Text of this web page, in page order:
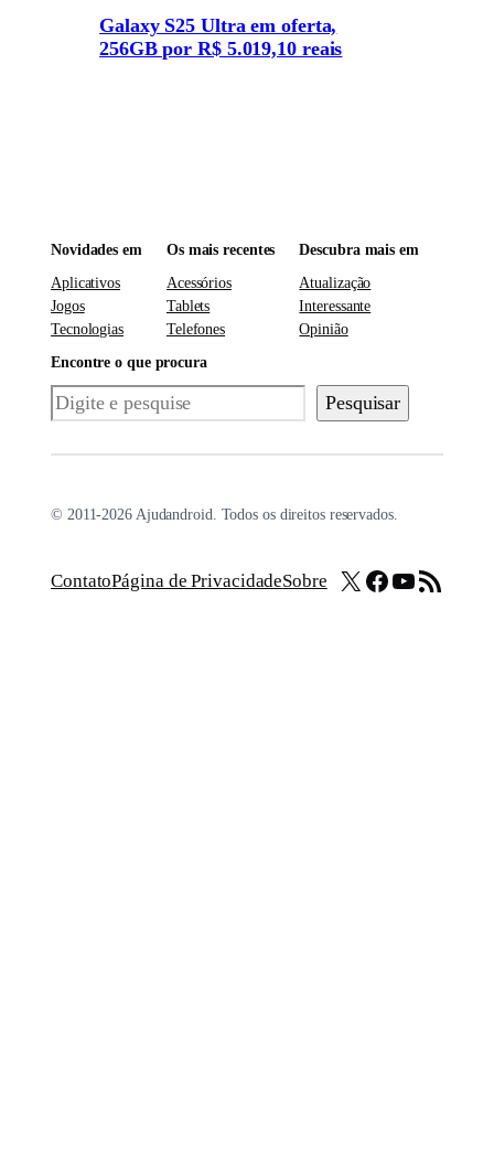
Galaxy S25 Ultra em oferta,
256GB por R$ 5.019,10 reais
Novidades em
Aplicativos
Jogos
Tecnologias
Os mais recentes
Acessórios
Tablets
Telefones
Descubra mais em
Atualização
Interessante
Opinião
Encontre o que procura
Pesquisar Pesquisar
© 2011-2026 Ajudandroid. Todos os direitos reservados.
ContatoPágina de PrivacidadeSobre X Facebook
Youtube
Feed RSS